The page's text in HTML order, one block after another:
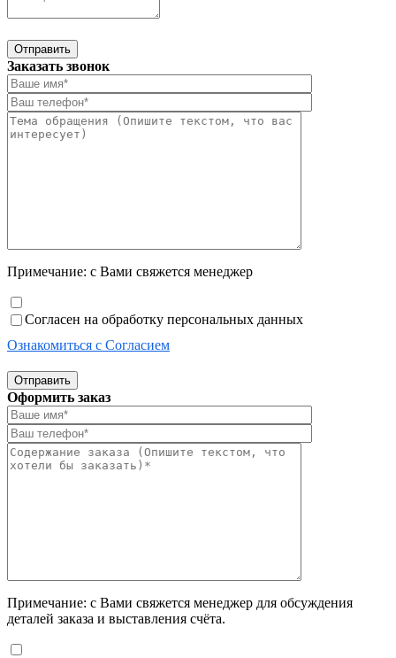
Отправить
Заказать звонок
Примечание: с Вами свяжется менеджер
Согласен на обработку персональных данных
Ознакомиться с Согласием
Отправить
Оформить заказ
Примечание: с Вами свяжется менеджер для обсуждения
деталей заказа и выставления счёта.